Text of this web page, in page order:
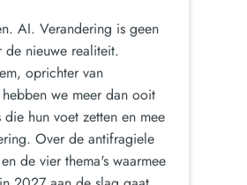
AI. Verandering is geen
nieuwe realiteit.
oprichter van
we meer dan ooit
hun voet zetten en mee
Over de antifragiele
de vier thema's waarmee